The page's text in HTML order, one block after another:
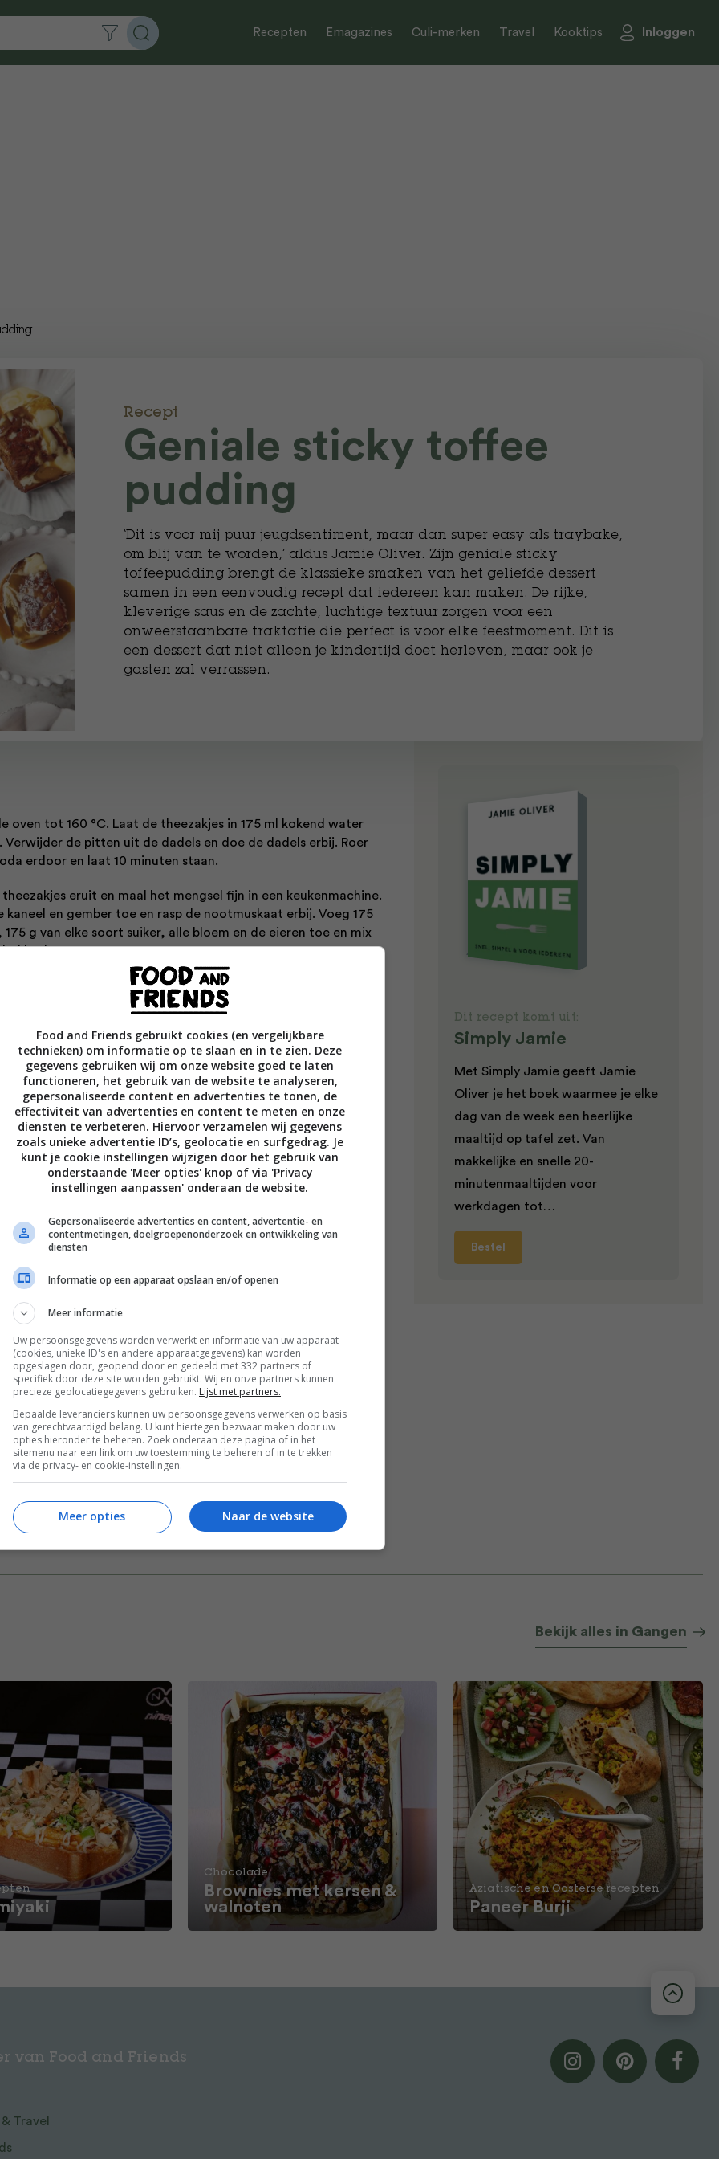
Recepten Emagazines Culi-merken Travel Kooktips Inloggen
Recept
Geniale sticky toffee
pudding
‘Dit is voor mij puur jeugdsentiment, maar dan super easy als traybake,
om blij van te worden,’ aldus Jamie Oliver. Zijn geniale sticky
toffeepudding brengt de klassieke smaken van het geliefde dessert
samen in een eenvoudig recept dat iedereen kan maken. De rijke,
kleverige saus en de zachte, luchtige textuur zorgen voor een
onweerstaanbare traktatie die perfect is voor elke feestmoment. Dit is
een dessert dat niet alleen je kindertijd doet herleven, maar ook je
gasten zal verrassen.
oven tot 160 °C. Laat de theezakjes in 175 ml kokend water
Verwijder de pitten uit de dadels en doe de dadels erbij. Roer
erdoor en laat 10 minuten staan.
theezakjes eruit en maal het mengsel fijn in een keukenmachine.
kaneel en gember toe en rasp de nootmuskaat erbij. Voeg 175
175 g van elke soort suiker, alle bloem en de eieren toe en mix
beslag van.
ovenschaal van 20 x 30 cm in met boter, giet het beslag erin en
35 minuten, of tot een prikker in het midden er schoon
karamelsaus door de resterende boter en soorten suiker met
in een kleine pan op matig vuur te laten pruttelen. Blijf 5
regelmatig roeren, of tot je een mooie glanzende saus hebt,
van het vuur en roer de room erdoor.
van de karamelsaus meteen over de pudding wanneer je
oven haalt, en serveer de rest er apart bij, om erover te
met wat vanillevla (zoals op de foto), geklopte
of roomijs.
Vet verz. 24 g | Vet 14,6 g | Eitwit 4,9 g | Koolhyd. 66,1 g |
0,5 g | Vezels 0,7 g
Loftus
Bewaar recept
Oliver Nagerecht Recepten
Dit recept komt uit:
Simply Jamie
Met Simply Jamie geeft Jamie
Oliver je het boek waarmee je elke
dag van de week een heerlijke
maaltijd op tafel zet. Van
makkelijke en snelle 20-
minutenmaaltijden voor
werkdagen tot…
Bestel
Bekijk alles in Gangen
Chocolade
Brownies met kersen &
walnoten
Aziatische en Oosterse recepten
Paneer Burji
van Food and Friends
Travel
Food and Friends gebruikt cookies (en vergelijkbare
technieken) om informatie op te slaan en in te zien. Deze
gegevens gebruiken wij om onze website goed te laten
functioneren, het gebruik van de website te analyseren,
gepersonaliseerde content en advertenties te tonen, de
effectiviteit van advertenties en content te meten en onze
diensten te verbeteren. Hiervoor verzamelen wij gegevens
zoals unieke advertentie ID’s, geolocatie en surfgedrag. Je
kunt je cookie instellingen wijzigen door het gebruik van
onderstaande 'Meer opties' knop of via 'Privacy
instellingen aanpassen' onderaan de website.
Gepersonaliseerde advertenties en content, advertentie- en
contentmetingen, doelgroepenonderzoek en ontwikkeling van
diensten
Informatie op een apparaat opslaan en/of openen
Meer informatie
Uw persoonsgegevens worden verwerkt en informatie van uw apparaat
(cookies, unieke ID's en andere apparaatgegevens) kan worden
opgeslagen door, geopend door en gedeeld met 332 partners of
specifiek door deze site worden gebruikt. Wij en onze partners kunnen
precieze geolocatiegegevens gebruiken. Lijst met partners.
Bepaalde leveranciers kunnen uw persoonsgegevens verwerken op basis
van gerechtvaardigd belang. U kunt hiertegen bezwaar maken door uw
opties hieronder te beheren. Zoek onderaan deze pagina of in het
sitemenu naar een link om uw toestemming te beheren of in te trekken
via de privacy- en cookie-instellingen.
Naar de website
Meer opties